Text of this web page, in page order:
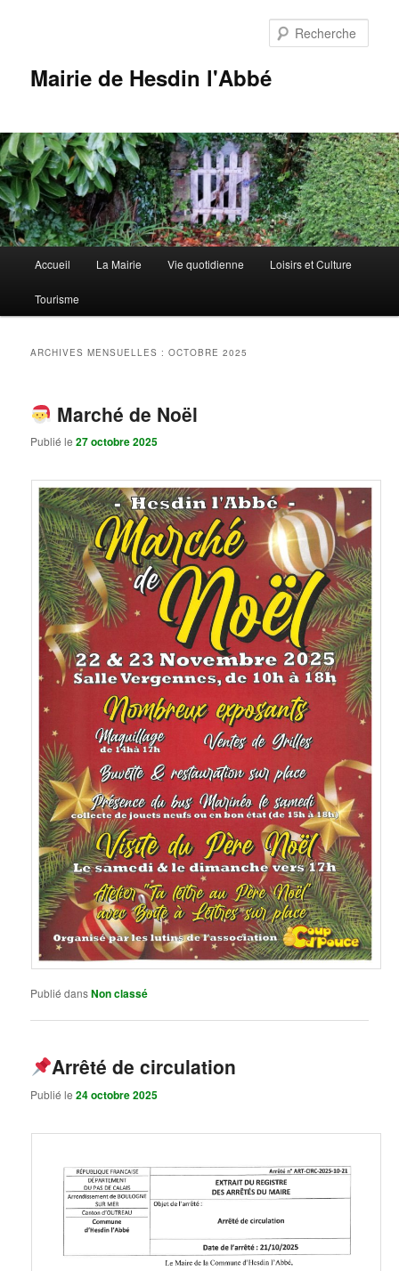
Mairie de Hesdin l'Abbé
Accueil La Mairie Vie quotidienne Loisirs et Culture
Tourisme
ARCHIVES MENSUELLES :OCTOBRE 2025
Marché de Noël
Publié le27 octobre 2025
Publié dansNon classé
Arrêté de circulation
Publié le24 octobre 2025